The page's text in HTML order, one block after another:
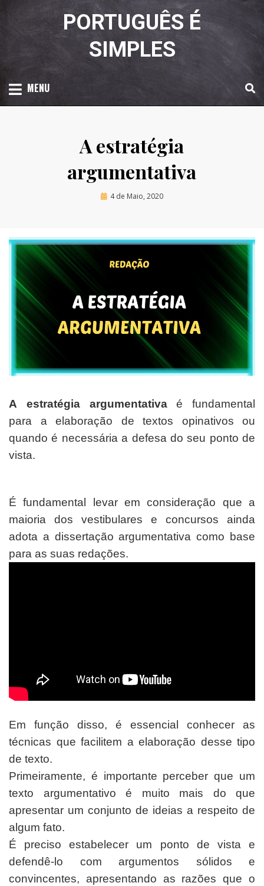
content
PORTUGUÊS É
SIMPLES
MENU
A estratégia
argumentativa
byLuciana Amaral
Posted
4 de Maio, 2020
A estratégia argumentativaé fundamental
para a elaboração de textos opinativos ou
quando é necessária a defesa do seu ponto de
vista.
É fundamental levar em consideração que a
maioria dos vestibulares e concursos ainda
adota a dissertação argumentativa como base
para as suas redações.
Em função disso, é essencial conhecer as
técnicas que facilitem a elaboração desse tipo
de texto.
Primeiramente, é importante perceber que um
texto argumentativo é muito mais do que
apresentar um conjunto de ideias a respeito de
algum fato.
É preciso estabelecer um ponto de vista e
defendê-lo com argumentos sólidos e
convincentes, apresentando as razões que o